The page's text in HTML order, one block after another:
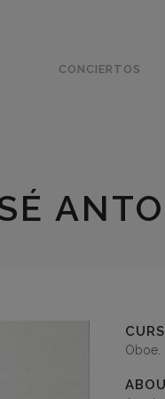
CONCIERTOS
Oboe.